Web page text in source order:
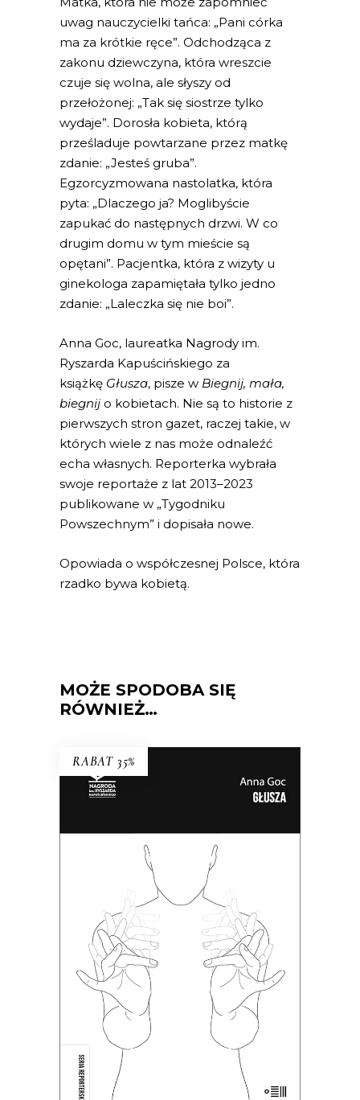
uwag nauczycielki tańca: „Pani córka
ma za krótkie ręce”. Odchodząca z
zakonu dziewczyna, która wreszcie
czuje się wolna, ale słyszy od
przełożonej: „Tak się siostrze tylko
wydaje”. Dorosła kobieta, którą
prześladuje powtarzane przez matkę
zdanie: „Jesteś gruba”.
Egzorcyzmowana nastolatka, która
pyta: „Dlaczego ja? Moglibyście
zapukać do następnych drzwi. W co
drugim domu w tym mieście są
opętani”. Pacjentka, która z wizyty u
ginekologa zapamiętała tylko jedno
zdanie: „Laleczka się nie boi”.
Anna Goc, laureatka Nagrody im.
Ryszarda Kapuścińskiego za
książkę Głusza, pisze w Biegnij, mała,
biegnij o kobietach. Nie są to historie z
pierwszych stron gazet, raczej takie, w
których wiele z nas może odnaleźć
echa własnych. Reporterka wybrała
swoje reportaże z lat 2013–2023
publikowane w „Tygodniku
Powszechnym” i dopisała nowe.
Opowiada o współczesnej Polsce, która
rzadko bywa kobietą.
MOŻE SPODOBA SIĘ
RÓWNIEŻ…
RABAT 35%
GŁUSZA
Dotąd o głuchych wypowiadali się
głównie ci, którzy słyszą. Teraz głusi
chcą opowiedzieć o sobie sami.
59.00 38.35zł
KSIĄŻKA DO KOSZYKA